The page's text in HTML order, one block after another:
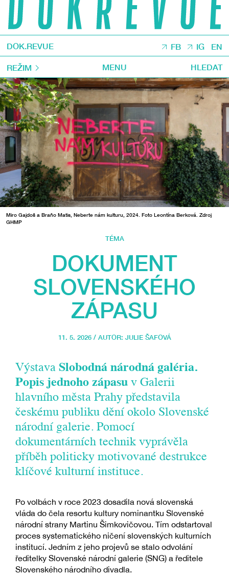
DOK.REVUE FB IG EN
REŽIM MENU HLEDAT
Miro Gajdoš a Braňo Matis, Neberte nám kulturu, 2024. Foto Leontína Berková. Zdroj
GHMP
TÉMA
DOKUMENT
SLOVENSKÉHO
ZÁPASU
11. 5. 2026 / AUTOR: JULIE ŠAFOVÁ
Výstava Slobodná národná galéria.
Popis jednoho zápasu v Galerii
hlavního města Prahy představila
českému publiku dění okolo Slovenské
národní galerie. Pomocí
dokumentárních technik vyprávěla
příběh politicky motivované destrukce
klíčové kulturní instituce.
Po volbách v roce 2023 dosadila nová slovenská
vláda do čela resortu kultury nominantku Slovenské
národní strany Martinu Šimkovičovou. Tím odstartoval
proces systematického ničení slovenských kulturních
institucí. Jedním z jeho projevů se stalo odvolání
ředitelky Slovenské národní galerie (SNG) a ředitele
Slovenského národního divadla.